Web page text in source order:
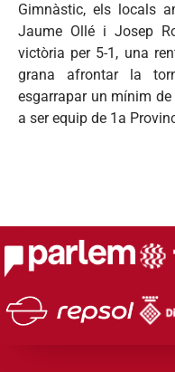
Gimnàstic, els locals
Jaume Ollé i Josep
victòria per 5-1, una
grana afrontar la
esgarrapar un mínim
a ser equip de 1a